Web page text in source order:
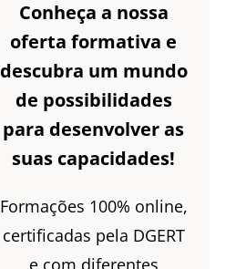
Conheça a nossa
oferta formativa e
descubra um mundo
de possibilidades
para desenvolver as
suas capacidades!
Formações 100% online,
certificadas pela DGERT
e com diferentes